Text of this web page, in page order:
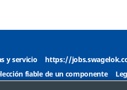
y servicio
https://
fiable de un componente